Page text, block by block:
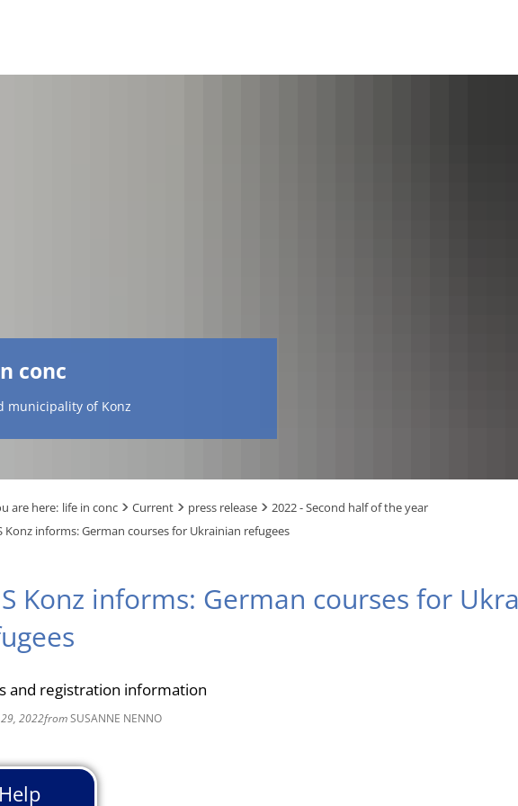
conc
municipality of Konz
are here: life in conc Current press release
2022 - Second half of the year
Konz informs: German courses for Ukrainian refugees
Konz informs: German courses for
and registration information
2022fromSUSANNE NENNO